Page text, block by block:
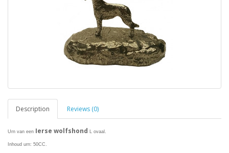
Description Reviews (0)
Urn van een Ierse wolfshond L ovaal.
Inhoud urn: 50CC.